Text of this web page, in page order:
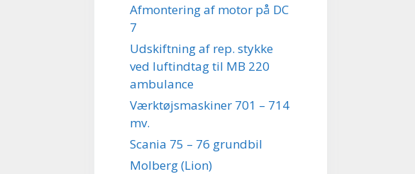
Afmontering af motor på DC
7
Udskiftning af rep. stykke
ved luftindtag til MB 220
ambulance
Værktøjsmaskiner 701 – 714
mv.
Scania 75 – 76 grundbil
Molberg (Lion)